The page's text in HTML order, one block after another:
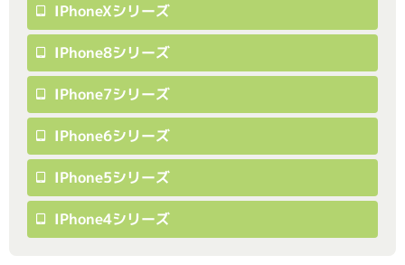
IPhoneXシリーズ
IPhone8シリーズ
IPhone7シリーズ
IPhone6シリーズ
IPhone5シリーズ
IPhone4シリーズ